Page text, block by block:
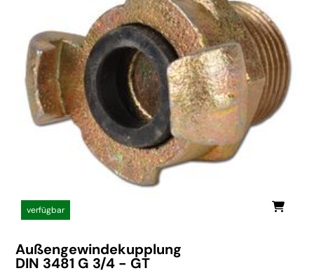
verfügbar
Außengewindekupplung
DIN 3481 G 3/4 - GT